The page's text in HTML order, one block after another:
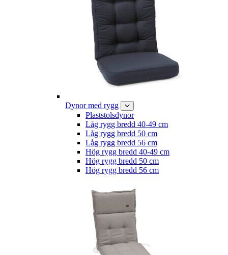
Dynor med rygg
Plaststolsdynor
Låg rygg bredd 40-49 cm
Låg rygg bredd 50 cm
Låg rygg bredd 56 cm
Hög rygg bredd 40-49 cm
Hög rygg bredd 50 cm
Hög rygg bredd 56 cm